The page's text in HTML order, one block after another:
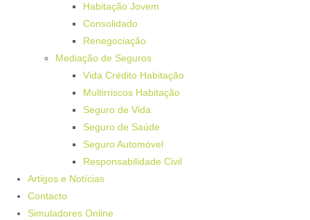
Habitação Jovem
Consolidado
Renegociação
Mediação de Seguros
Vida Crédito Habitação
Multirriscos Habitação
Seguro de Vida
Seguro de Saúde
Seguro Automóvel
Responsabilidade Civil
Artigos e Notícias
Contacto
Simuladores Online